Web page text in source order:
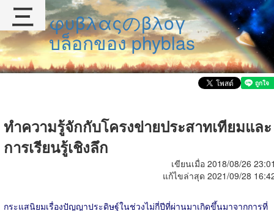
φυβλαςのβλογ
บล็อกของ phyblas
ทำความรู้จักกับโครงข่ายประสาทเทียมและ
การเรียนรู้เชิงลึก
เขียนเมื่อ 2018/08/26
แก้ไขล่าสุด 2021/09/28
กระแสนิยมเรื่องปัญญาประดิษฐ์ในช่วงไม่กี่ปีที่ผ่านมาเกิดขึ้นมาจากการที่
三